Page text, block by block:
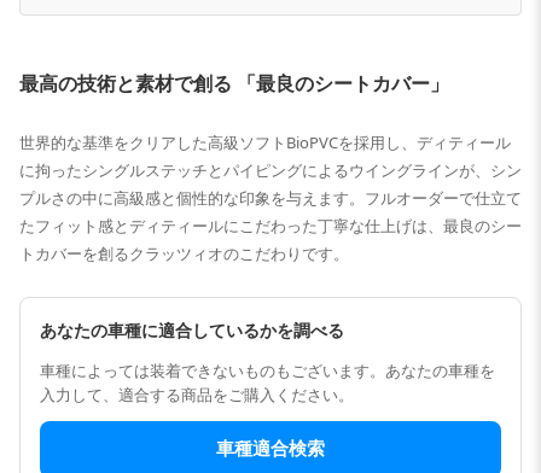
最高の技術と素材で創る 「最良のシートカバー」
世界的な基準をクリアした高級ソフトBioPVCを採用し、ディティール
に拘ったシングルステッチとパイピングによるウイングラインが、シン
プルさの中に高級感と個性的な印象を与えます。フルオーダーで仕立て
たフィット感とディティールにこだわった丁寧な仕上げは、最良のシー
トカバーを創るクラッツィオのこだわりです。
あなたの車種に適合しているかを調べる
車種によっては装着できないものもございます。あなたの車種を
入力して、適合する商品をご購入ください。
車種適合検索